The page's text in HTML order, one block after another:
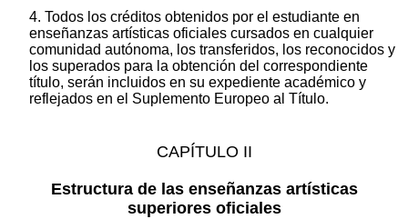
4. Todos los créditos obtenidos por el estudiante en
enseñanzas artísticas oficiales cursados en cualquier
comunidad autónoma, los transferidos, los reconocidos y
los superados para la obtención del correspondiente
título, serán incluidos en su expediente académico y
reflejados en el Suplemento Europeo al Título.
CAPÍTULO II
Estructura de las enseñanzas artísticas
superiores oficiales